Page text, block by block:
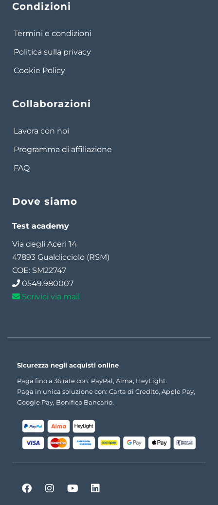
Condizioni
Termini e condizioni
Politica sulla privacy
Cookie Policy
Collaborazioni
Lavora con noi
Programma di affiliazione
FAQ
Dove siamo
Test academy
Via degli Aceri 14
47893 Gualdicciolo (RSM)
COE: SM22747
0549.980007
Scrivici via mail
Sicurezza negli acquisti online
Paga fino a 36 rate con: PayPal, Alma, HeyLight.
Paga in unica soluzione con: Carta di Credito, Apple Pay,
Google Pay, Bonifico Bancario.